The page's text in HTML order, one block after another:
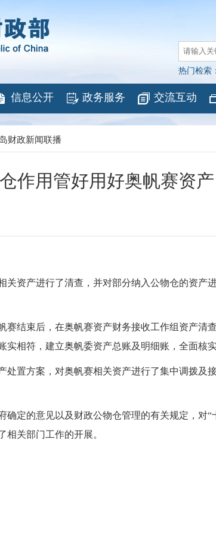
热门检索：
信息公开 政务服务 交流互动
财政新闻联播
作用管好用好奥帆赛资产
关资产进行了清查，并对部分纳入公物仓的资产
赛结束后，在奥帆赛资产财务接收工作组资产清
相符，建立奥帆委资产总账及明细账，全面核
处置方案，对奥帆赛相关资产进行了集中调拨及
确定的意见以及财政公物仓管理的有关规定， 对“
关部门工作的开展。